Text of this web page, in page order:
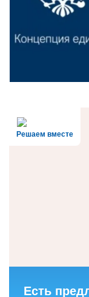
Решаем вместе
Есть